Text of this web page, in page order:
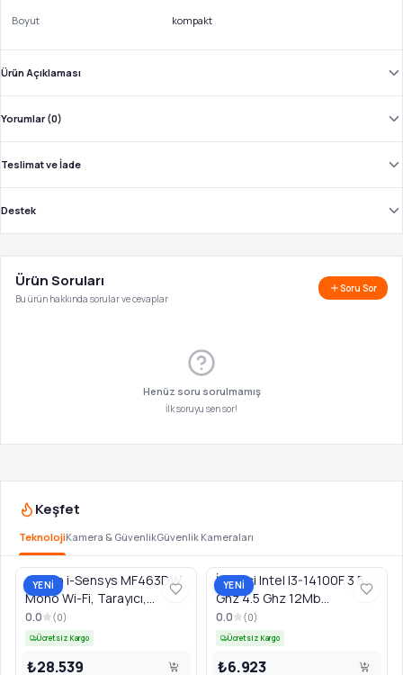
Boyut kompakt
Ürün Açıklaması
Yorumlar (0)
Teslimat ve İade
Destek
Ürün Soruları
Bu ürün hakkında sorular ve cevaplar
Soru Sor
Henüz soru sorulmamış
İlk soruyu sen sor!
Keşfet
TeknolojiKamera & GüvenlikGüvenlik Kameraları
YENİ
Canon i-Sensys MF463DW
Mono Wi-Fi, Tarayıcı,
Fotokopi Çok Fonksiyonlu
Lazer Yazıcı
0.0 (0)
Ücretsiz Kargo
₺28.539
YENİ
İşlemci Intel I3-14100F 3.5
Ghz 4.5 Ghz 12Mb
Lga1700P - Tray
0.0 (0)
Ücretsiz Kargo
₺6.923